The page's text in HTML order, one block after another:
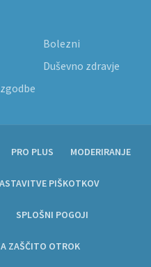
Bolezni
Duševno zdravje
PRO PLUS MODERIRANJE
PIŠKOTKOV
SPLOŠNI POGOJI
ZAŠČITO OTROK